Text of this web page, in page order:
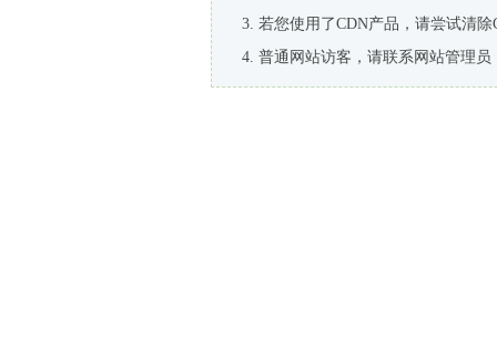
若您使用了CDN产品，请尝试清除
普通网站访客，请联系网站管理员